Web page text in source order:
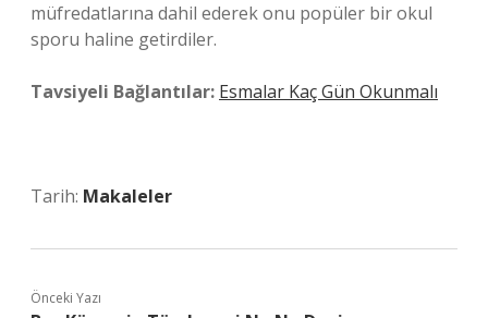
müfredatlarına dahil ederek onu popüler bir okul
sporu haline getirdiler.
Tavsiyeli Bağlantılar: Esmalar Kaç Gün Okunmalı
Tarih: Makaleler
Önceki Yazı